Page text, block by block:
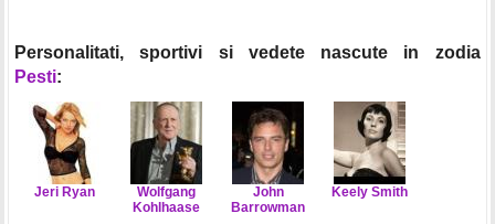
Personalitati, sportivi si vedete nascute in zodia
Pesti:
Jeri Ryan
Wolfgang
Kohlhaase
John
Barrowman
Keely Smith